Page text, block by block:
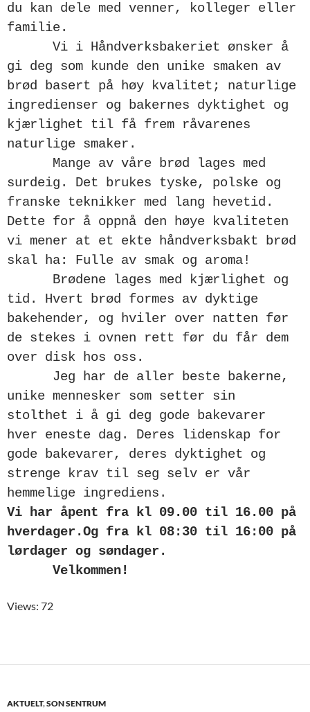
du kan dele med venner, kolleger eller
familie.
Vi i Håndverksbakeriet ønsker å
gi deg som kunde den unike smaken av
brød basert på høy kvalitet; naturlige
ingredienser og bakernes dyktighet og
kjærlighet til få frem råvarenes
naturlige smaker.
Mange av våre brød lages med
surdeig. Det brukes tyske, polske og
franske teknikker med lang hevetid.
Dette for å oppnå den høye kvaliteten
vi mener at et ekte håndverksbakt brød
skal ha: Fulle av smak og aroma!
Brødene lages med kjærlighet og
tid. Hvert brød formes av dyktige
bakehender, og hviler over natten før
de stekes i ovnen rett før du får dem
over disk hos oss.
Jeg har de aller beste bakerne,
unike mennesker som setter sin
stolthet i å gi deg gode bakevarer
hver eneste dag. Deres lidenskap for
gode bakevarer, deres dyktighet og
strenge krav til seg selv er vår
hemmelige ingrediens.
Vi har åpent fra kl 09.00 til 16.00 på
hverdager.Og fra kl 08:30 til 16:00 på
lørdager og søndager.
Velkommen!
Views: 72
AKTUELT,SON SENTRUM